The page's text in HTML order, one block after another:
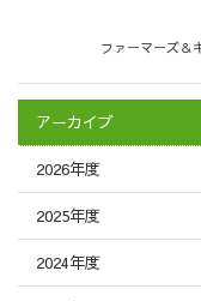
ファーマーズ＆
アーカイブ
2026年度
2025年度
2024年度